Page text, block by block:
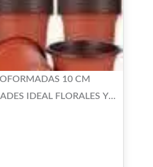
10 CM
IDEAL FLORALES Y